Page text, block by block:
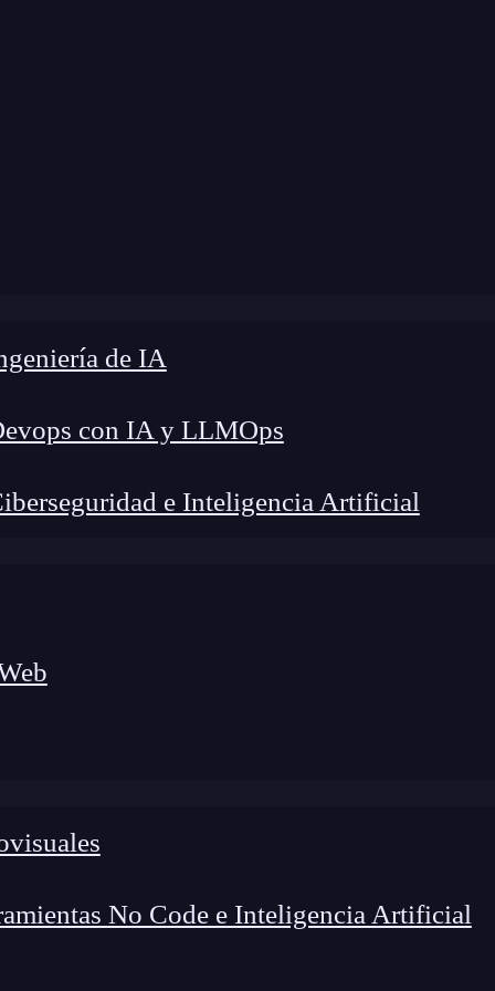
de IA
con IA y LLMOps
e Inteligencia Artificial
No Code e Inteligencia Artificial
en el desarrollo de talento y el análisis del sector